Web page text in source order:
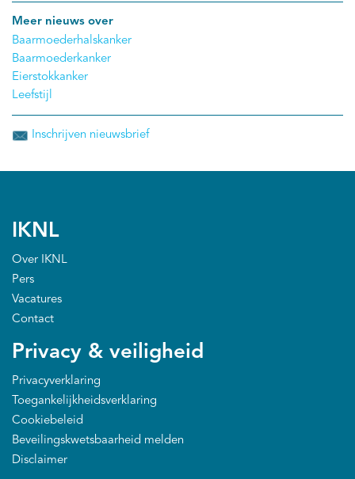
Meer nieuws over
Baarmoederhalskanker
Baarmoederkanker
Eierstokkanker
Leefstijl
Inschrijven nieuwsbrief
IKNL
Over IKNL
Pers
Vacatures
Contact
Privacy & veiligheid
Privacyverklaring
Toegankelijkheidsverklaring
Cookiebeleid
Beveilingskwetsbaarheid melden
Disclaimer